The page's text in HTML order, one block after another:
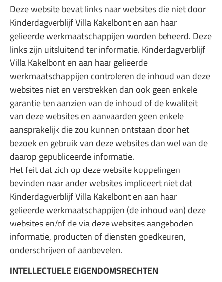
Deze website bevat links naar websites die niet door
Kinderdagverblijf Villa Kakelbont en aan haar
gelieerde werkmaatschappijen worden beheerd. Deze
links zijn uitsluitend ter informatie. Kinderdagverblijf
Villa Kakelbont en aan haar gelieerde
werkmaatschappijen controleren de inhoud van deze
websites niet en verstrekken dan ook geen enkele
garantie ten aanzien van de inhoud of de kwaliteit
van deze websites en aanvaarden geen enkele
aansprakelijk die zou kunnen ontstaan door het
bezoek en gebruik van deze websites dan wel van de
daarop gepubliceerde informatie.
Het feit dat zich op deze website koppelingen
bevinden naar ander websites impliceert niet dat
Kinderdagverblijf Villa Kakelbont en aan haar
gelieerde werkmaatschappijen (de inhoud van) deze
websites en/of de via deze websites aangeboden
informatie, producten of diensten goedkeuren,
onderschrijven of aanbevelen.
INTELLECTUELE EIGENDOMSRECHTEN